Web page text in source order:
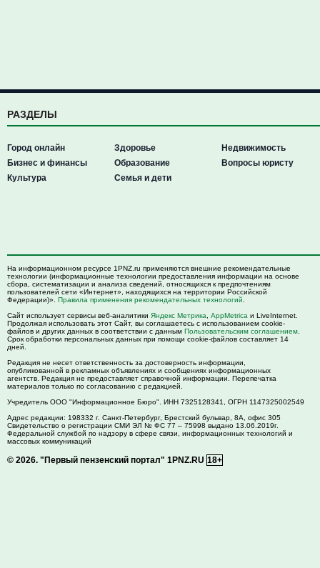
РАЗДЕЛЫ
Город онлайн
Бизнес и финансы
Культура
Здоровье
Образование
Семья и дети
Недвижимость
Вопросы юристу
На информационном ресурсе 1PNZ.ru применяются внешние рекомендательные
технологии (информационные технологии предоставления информации на основе
сбора, систематизации и анализа сведений, относящихся к предпочтениям
пользователей сети «Интернет», находящихся на территории Российской
Федерации)». Правила применения рекомендательных технологий
Сайт использует сервисы веб-аналитики Яндекс Метрика AppMetrica и LiveInternet.
Продолжая использовать этот Сайт, вы соглашаетесь с использованием cookie-
файлов и других данных в соответствии с данным Пользовательским соглашением
Срок обработки персональных данных при помощи cookie-файлов составляет 14
дней.
Редакция не несет ответственность за достоверность информации,
опубликованной в рекламных объявлениях и сообщениях информационных
агентств. Редакция не предоставляет справочной информации. Перепечатка
материалов только по согласованию с редакцией.
Учредитель ООО "Информационное Бюро". ИНН 7325128341, ОГРН 1147325002549
Адрес редакции: 198332 г. Санкт-Петербург, Брестский бульвар, 8А, офис 305
Свидетельство о регистрации СМИ ЭЛ № ФС 77 – 75998 выдано 13.06.2019г.
Федеральной службой по надзору в сфере связи, информационных технологий и
массовых коммуникаций
© 2026. "Первый пензенский портал" 1PNZ.RU 18+